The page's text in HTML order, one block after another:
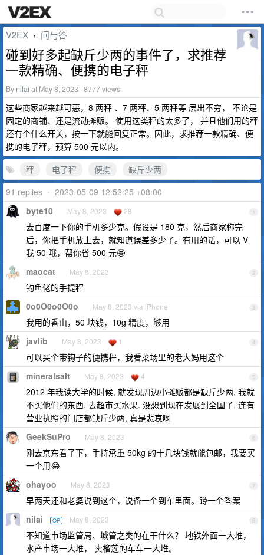
V2EX › 问与答
碰到好多起缺斤少两的事件了，求推荐
一款精确、便携的电子秤
By nilai at May 8, 2023 · 8777 views
这些商家越来越可恶，8 两秤 、7 两秤、5 两秤等 层出不穷， 不论是
固定的商铺、还是流动摊贩。 使用这类秤的太多了， 并且他们用的秤
还有个什么开关，按一下就能回复正常。因此，求推荐一款精确、便
携的电子秤，预算 500 元以内。
秤
电子秤 便携
缺斤少两
91 replies • 2023-05-09 12:52:25 +08:00
1
byte10 May 8, 2023 28
去百度一下你的手机多少克。假设是 180 克，然后商家称完
后，你把手机放上去，就知道误差多少了。有用的话，可以 V
我 50 哦，帮你省 500 元🤩
2
maocat May 8, 2023
钓鱼佬的手提秤
3
0o0O0o0O0o May 8, 2023 via iPhone
我用的香山，50 块钱，10g 精度，够用
4
javlib May 8, 2023 1
可以买个带钩子的便携秤，我看菜场里的老大妈用这个
5
mineralsalt May 8, 2023 4
2012 年我读大学的时候, 就发现周边小摊贩都是缺斤少两, 我就
不买他们的东西, 去超市买水果. 没想到现在发展到全国了, 连有
营业执照的门店都缺斤少两, 真是悲哀啊
6
GeekSuPro May 8, 2023
刚去京东看了下，手持承重 50kg 的十几块钱就能包邮，我要买
一个用😂
7
ohayoo May 8, 2023
早两天还和老婆说到这个，说备一个到车里面。蹲一个答案
8
nilai OP May 8, 2023
不知道市场监管局、城管之类的在干什么？ 地铁外面一大堆，
水产市场一大堆， 卖榴莲的车车一大堆。